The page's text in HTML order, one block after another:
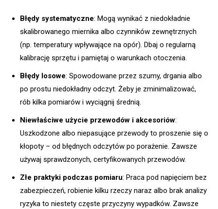
Błędy systematyczne: Mogą wynikać z niedokładnie
skalibrowanego miernika albo czynników zewnętrznych
(np. temperatury wpływające na opór). Dbaj o regularną
kalibrację sprzętu i pamiętaj o warunkach otoczenia.
Błędy losowe: Spowodowane przez szumy, drgania albo
po prostu niedokładny odczyt. Żeby je zminimalizować,
rób kilka pomiarów i wyciągnij średnią.
Niewłaściwe użycie przewodów i akcesoriów:
Uszkodzone albo niepasujące przewody to proszenie się o
kłopoty – od błędnych odczytów po porażenie. Zawsze
używaj sprawdzonych, certyfikowanych przewodów.
Złe praktyki podczas pomiaru: Praca pod napięciem bez
zabezpieczeń, robienie kilku rzeczy naraz albo brak analizy
ryzyka to niestety częste przyczyny wypadków. Zawsze